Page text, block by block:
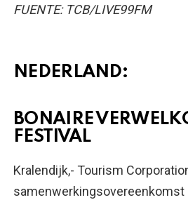
FUENTE: TCB/LIVE99FM
NEDERLAND:
BONAIRE
FESTIVAL
Kralendijk,- Tourism
samenwerkingsovereenkomst